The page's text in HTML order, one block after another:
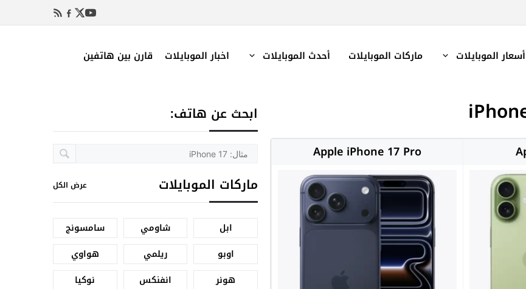
أسعار الموبايلات ماركات الموبايلات أحدث الموبايلات اخبار الموبايلات قارن بين هاتفين
Apple iPhone 17 Pro
ابحث عن هاتف:
ماركات الموبايلات عرض الكل
ابل شاومي
سامسونج
اوبو
ريلمي
هواوي
هونر
انفنكس
نوكيا